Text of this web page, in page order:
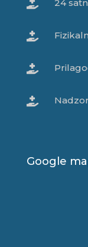
 24



Google